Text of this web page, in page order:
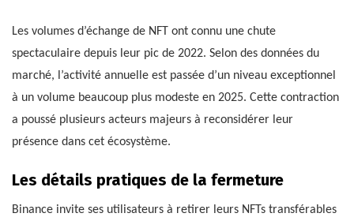
Les volumes d’échange de NFT ont connu une chute
spectaculaire depuis leur pic de 2022. Selon des données du
marché, l’activité annuelle est passée d’un niveau exceptionnel
à un volume beaucoup plus modeste en 2025. Cette contraction
a poussé plusieurs acteurs majeurs à reconsidérer leur
présence dans cet écosystème.
Les détails pratiques de la fermeture
Binance invite ses utilisateurs à retirer leurs NFTs transférables